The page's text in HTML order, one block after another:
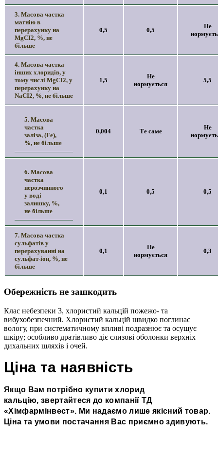
3. Масова частка
магнію в
перерахунку на
MgCI2, %, не
більше
0,5 0,5
Не
4. Масова частка
інших хлоридів, у
тому числі MgCI2, у
перерахунку на
NaCI2, %, не більше
1,5
Не
нормується
5,5
5. Масова
частка
заліза, (Fe),
%, не більше
0,004 Те саме
Не
6. Масова
частка
нерозчинного
у воді
залишку, %,
не більше
0,1 0,5 0,5
7. Масова частка
сульфатів у
перерахуванні на
сульфат-іон, %, не
більше
0,1
Не
нормується
0,3
Обережність не зашкодить
Клас небезпеки 3, хлористий кальцій пожежо- та
вибухобезпечний. Хлористий кальцій швидко поглинає
вологу, при систематичному впливі подразнює та осушує
шкіру; особливо дратівливо діє слизові оболонки верхніх
дихальних шляхів і очей.
Ціна та наявність
Якщо Вам потрібно купити хлорид
кальцію, звертайтеся до компанії ТД
«Хімфармінвест». Ми надаємо лише якісний товар.
Ціна та умови постачання Вас приємно здивують.